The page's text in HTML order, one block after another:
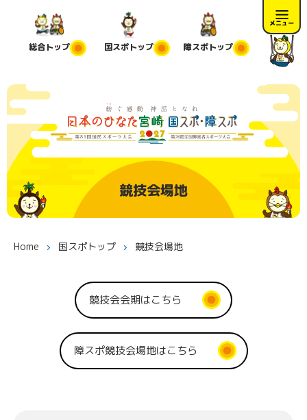
メニュー
総合トップ 国スポトップ 障スポトップ
競技会場地
Home 国スポトップ 競技会場地
競技会会期はこちら
障スポ競技会場地はこちら